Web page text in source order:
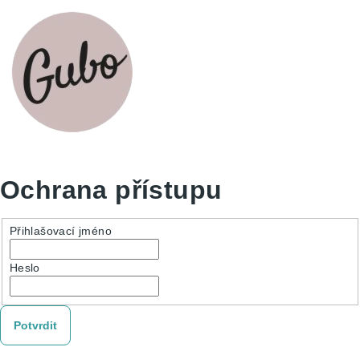
Ochrana přístupu
Přihlašovací jméno
Heslo
Potvrdit